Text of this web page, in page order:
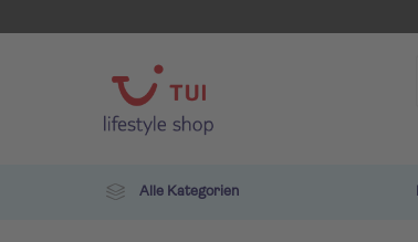
Alle Kategorien